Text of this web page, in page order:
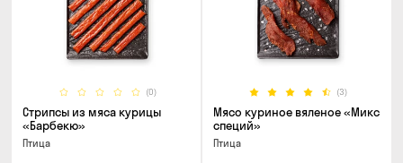
(0)
Стрипсы из мяса курицы
«Барбекю»
Птица
(3)
Мясо куриное вяленое «Микс
специй»
Птица